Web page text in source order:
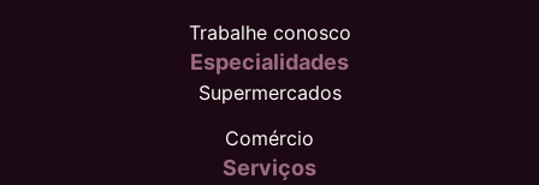
Trabalhe conosco
Especialidades
Supermercados
Comércio
Serviços